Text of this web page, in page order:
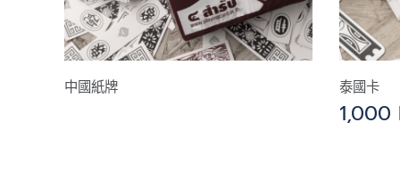
中國紙牌 泰國卡
1,000